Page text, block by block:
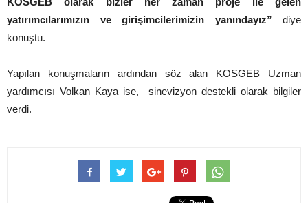
yatırımcılarımızın ve girişimcilerimizin yanındayız” diye
konuştu.
Yapılan konuşmaların ardından söz alan KOSGEB Uzman
yardımcısı Volkan Kaya ise, sinevizyon destekli olarak bilgiler
verdi.